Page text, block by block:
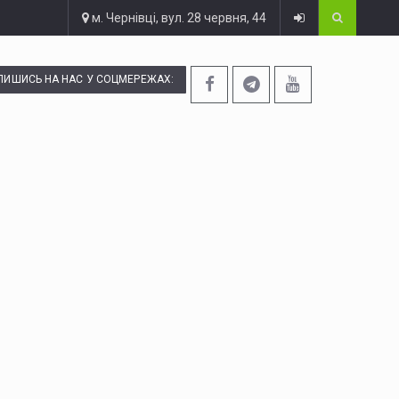
м. Чернівці, вул. 28 червня, 44
НА НАС У СОЦМЕРЕЖАХ: